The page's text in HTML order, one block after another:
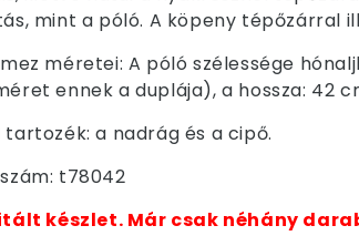
mint a póló. A köpeny tépőzárral
méretei: A póló szélessége
ennek a duplája), a hossza: 42
tartozék: a nadrág és a cipő.
t78042
készlet. Már csak néhány